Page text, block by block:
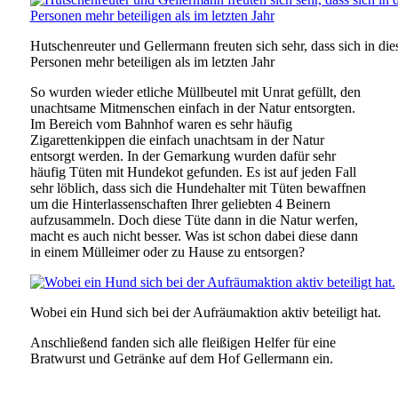
Hutschenreuter und Gellermann freuten sich sehr, dass sich in
Personen mehr beteiligen als im letzten Jahr
So wurden wieder etliche Müllbeutel mit Unrat gefüllt, den
unachtsame Mitmenschen einfach in der Natur entsorgten.
Im Bereich vom Bahnhof waren es sehr häufig
Zigarettenkippen die einfach unachtsam in der Natur
entsorgt werden. In der Gemarkung wurden dafür sehr
häufig Tüten mit Hundekot gefunden. Es ist auf jeden Fall
sehr löblich, dass sich die Hundehalter mit Tüten bewaffnen
um die Hinterlassenschaften Ihrer geliebten 4 Beinern
aufzusammeln. Doch diese Tüte dann in die Natur werfen,
macht es auch nicht besser. Was ist schon dabei diese dann
in einem Mülleimer oder zu Hause zu entsorgen?
Wobei ein Hund sich bei der Aufräumaktion aktiv beteiligt hat.
Anschließend fanden sich alle fleißigen Helfer für eine
Bratwurst und Getränke auf dem Hof Gellermann ein.